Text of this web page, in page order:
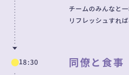
チームのみんなと
リフレッシュすれ
18:30 同僚と食事